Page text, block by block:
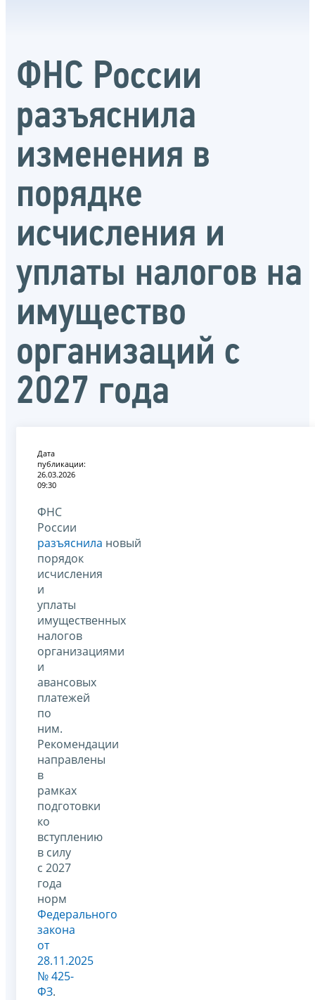
ФНС России
разъяснила
изменения в
порядке
исчисления и
уплаты налогов на
имущество
организаций с
2027 года
Дата
публикации:
26.03.2026
09:30
ФНС
России
разъяснила новый
порядок
исчисления
и
уплаты
имущественных
налогов
организациями
и
авансовых
платежей
по
ним.
Рекомендации
направлены
в
рамках
подготовки
ко
вступлению
в силу
с 2027
года
норм
Федерального
закона
от
28.11.2025
№ 425-
ФЗ.